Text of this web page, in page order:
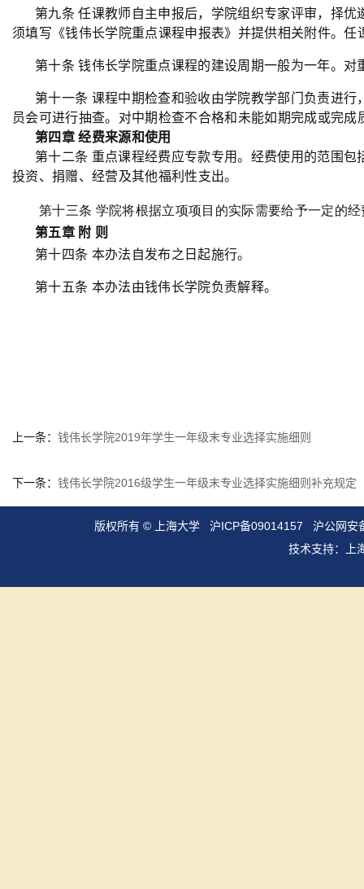
第九条 任课教师自主申报后，学院组织专家评审，择
须填写《钱伟长学院重点课程申报表》并提供相关附件。
第十条 钱伟长学院重点课程的建设周期一般为一年。
第十一条 课程中期检查和验收由学院教学部门负责进
员会可进行抽查。对中期检查不合格和未能如期完成或完
第四章 经费来源和使用
第十二条 重点课程经费应专款专用。经费使用的范围
投资、捐赠、经营及其他福利性支出。
第十三条 学院将根据立项项目的实际需要给予一定的
第五章 附 则
第十四条 本办法自发布之日起施行。
第十五条 本办法由钱伟长学院负责解释。
上一条： 钱伟长学院2019年学生一年级末专业选择实施细则
下一条： 钱伟长学院2016级学生一年级末专业选择实施细则补充规定
版权所有 ©上海大学 沪ICP备09014157
沪公网安
技术支持：